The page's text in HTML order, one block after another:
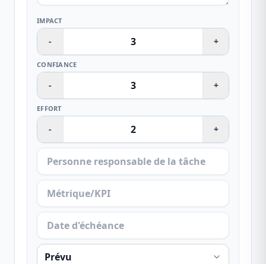
IMPACT
- +
CONFIANCE
- +
EFFORT
- +